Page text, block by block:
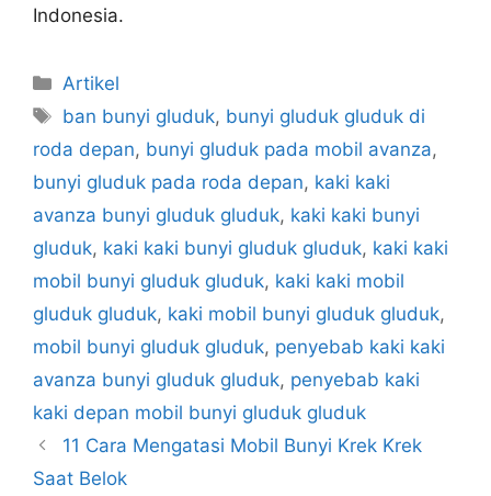
Indonesia.
Artikel
ban bunyi gluduk, bunyi gluduk gluduk di
roda depan, bunyi gluduk pada mobil avanza,
bunyi gluduk pada roda depan, kaki kaki
avanza bunyi gluduk gluduk, kaki kaki bunyi
gluduk, kaki kaki bunyi gluduk gluduk, kaki kaki
mobil bunyi gluduk gluduk, kaki kaki mobil
gluduk gluduk, kaki mobil bunyi gluduk gluduk,
mobil bunyi gluduk gluduk, penyebab kaki kaki
avanza bunyi gluduk gluduk, penyebab kaki
kaki depan mobil bunyi gluduk gluduk
11 Cara Mengatasi Mobil Bunyi Krek Krek
Saat Belok